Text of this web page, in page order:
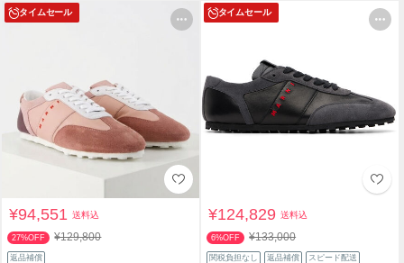
タイムセール
¥94,551送料込
27%OFF ¥129,800
返品補償
タイムセール
¥124,829送料込
6%OFF ¥133,000
関税負担なし 返品補償 スピード配送